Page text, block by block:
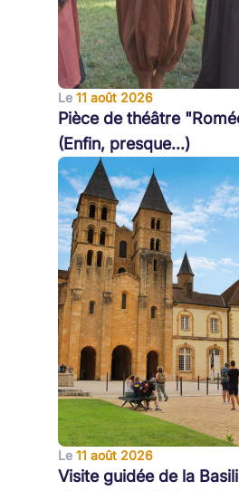
Le 11 août 2026
Pièce de théâtre
(Enfin, presque...)
Le 11 août 2026
Visite guidée de la